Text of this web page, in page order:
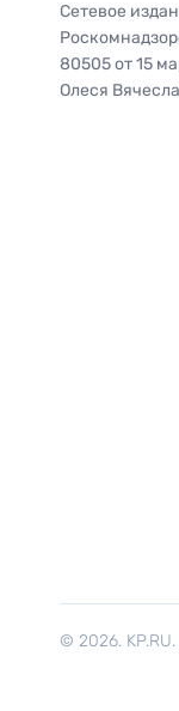
Сетевое
80505 от 15
Олеся
© 2026.